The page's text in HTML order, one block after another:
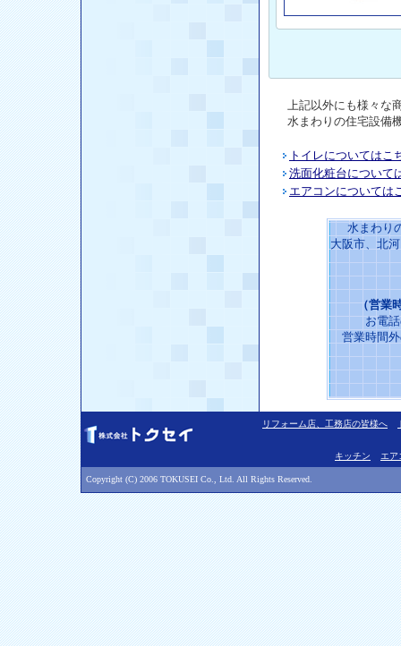
上記以外にも様々な
水まわり の住宅設備
トイレについてはこ
洗面化粧台について
エアコンについては
水まわり
大阪市、北
（営業
お電
営業時間
リフォーム店、工務店の皆様へ
キッチン エア
Copyright (C) 2006 TOKUSEI Co., Ltd. All Rights Reserved.